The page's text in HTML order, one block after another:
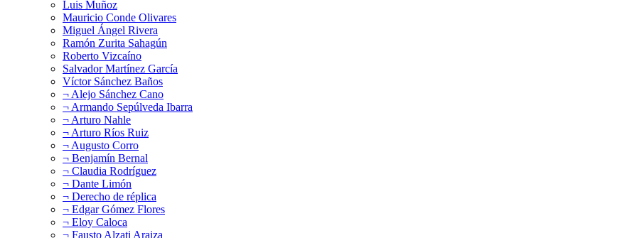
Luis Muñoz
Mauricio Conde Olivares
Miguel Ángel Rivera
Ramón Zurita Sahagún
Roberto Vizcaíno
Salvador Martínez García
Víctor Sánchez Baños
¬ Alejo Sánchez Cano
¬ Armando Sepúlveda Ibarra
¬ Arturo Nahle
¬ Arturo Ríos Ruiz
¬ Augusto Corro
¬ Benjamín Bernal
¬ Claudia Rodríguez
¬ Dante Limón
¬ Derecho de réplica
¬ Edgar Gómez Flores
¬ Eloy Caloca
¬ Fausto Alzati Araiza